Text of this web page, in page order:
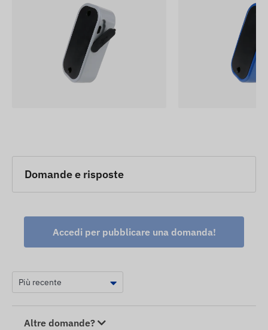
Domande e risposte
Accedi per pubblicare una domanda!
Altre domande?